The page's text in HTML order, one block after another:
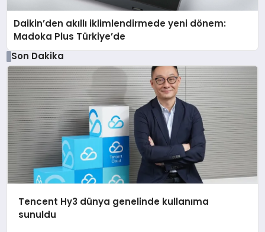
Daikin’den akıllı iklimlendirmede yeni dönem:
Madoka Plus Türkiye’de
Son Dakika
Tencent Hy3 dünya genelinde kullanıma
sunuldu